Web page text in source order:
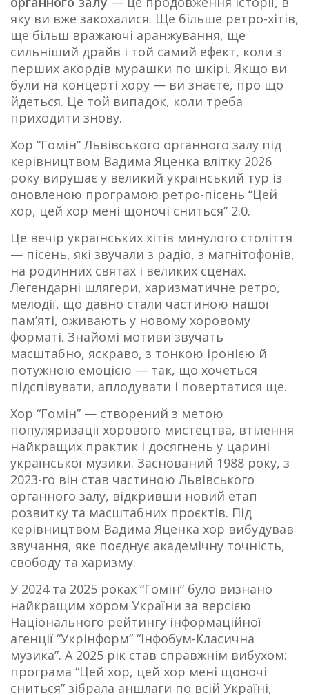
яку ви вже закохалися. Ще більше ретро-хітів,
ще більш вражаючі аранжування, ще
сильніший драйв і той самий ефект, коли з
перших акордів мурашки по шкірі. Якщо ви
були на концерті хору — ви знаєте, про що
йдеться. Це той випадок, коли треба
приходити знову.
Хор “Гомін” Львівського органного залу під
керівництвом Вадима Яценка влітку 2026
року вирушає у великий український тур із
оновленою програмою ретро-пісень “Цей
хор, цей хор мені щоночі сниться” 2.0.
Це вечір українських хітів минулого століття
— пісень, які звучали з радіо, з магнітофонів,
на родинних святах і великих сценах.
Легендарні шлягери, харизматичне ретро,
мелодії, що давно стали частиною нашої
пам’яті, оживають у новому хоровому
форматі. Знайомі мотиви звучать
масштабно, яскраво, з тонкою іронією й
потужною емоцією — так, що хочеться
підспівувати, аплодувати і повертатися ще.
Хор “Гомін” — створений з метою
популяризації хорового мистецтва, втілення
найкращих практик і досягнень у царині
української музики. Заснований 1988 року, з
2023-го він став частиною Львівського
органного залу, відкривши новий етап
розвитку та масштабних проєктів. Під
керівництвом Вадима Яценка хор вибудував
звучання, яке поєднує академічну точність,
свободу та харизму.
У 2024 та 2025 роках “Гомін” було визнано
найкращим хором України за версією
Національного рейтингу інформаційної
агенції “Укрінформ” “Інфобум-Класична
музика”. А 2025 рік став справжнім вибухом:
програма “Цей хор, цей хор мені щоночі
сниться” зібрала аншлаги по всій Україні,